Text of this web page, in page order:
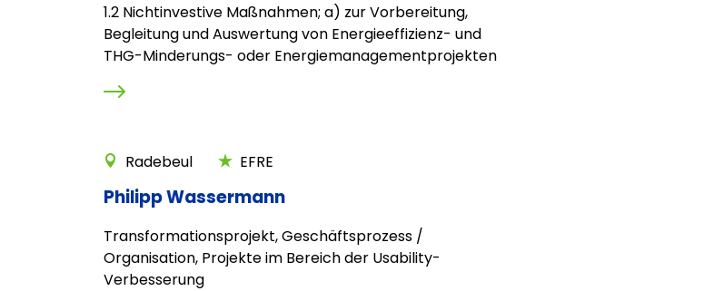
1.2 Nichtinvestive Maßnahmen; a) zur Vorbereitung,
Begleitung und Auswertung von Energieeffizienz- und
THG-Minderungs- oder Energiemanagementprojekten
Radebeul EFRE
Philipp Wassermann
Transformationsprojekt, Geschäftsprozess /
Organisation, Projekte im Bereich der Usability-
Verbesserung